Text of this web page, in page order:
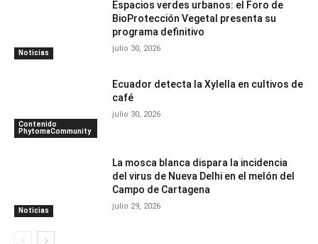
Noticias
Espacios verdes urbanos: el Foro de
BioProtección Vegetal presenta su
programa definitivo
julio 30, 2026
Contenido
PhytomaCommunity
Ecuador detecta la Xylella en cultivos de
café
julio 30, 2026
Noticias
La mosca blanca dispara la incidencia
del virus de Nueva Delhi en el melón del
Campo de Cartagena
julio 29, 2026